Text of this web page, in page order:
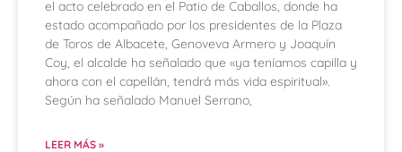
el acto celebrado en el Patio de Caballos, donde ha
estado acompañado por los presidentes de la Plaza
de Toros de Albacete, Genoveva Armero y Joaquín
Coy, el alcalde ha señalado que «ya teníamos capilla y
ahora con el capellán, tendrá más vida espiritual».
Según ha señalado Manuel Serrano,
LEER MÁS »